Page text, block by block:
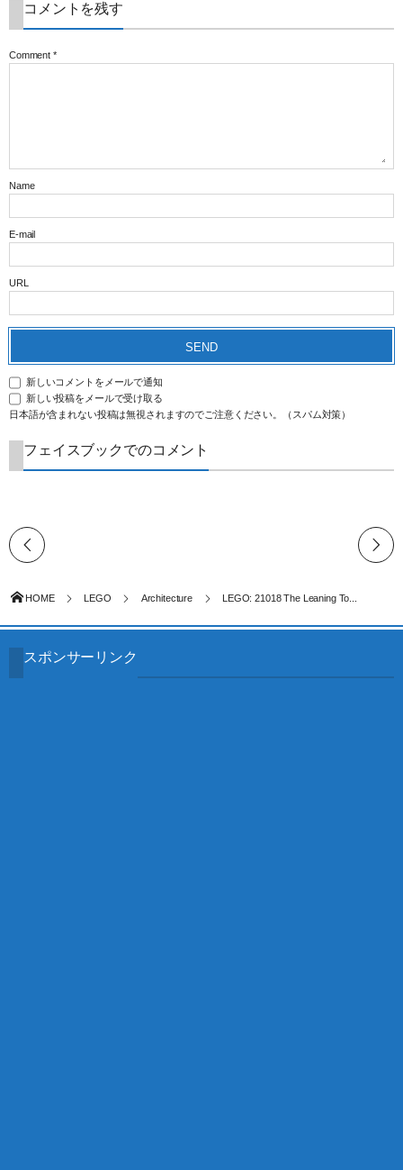
コメントを残す
Comment *
Name
E-mail
URL
新しいコメントをメールで通知
新しい投稿をメールで受け取る
日本語が含まれない投稿は無視されますのでご注意ください。（スパム対策）
フェイスブックでのコメント
HOME LEGO Architecture LEGO: 21018 The Leaning To...
スポンサーリンク